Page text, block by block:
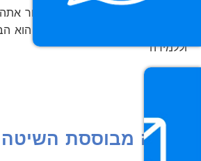
לכן כדי שתוכל לקלוט, להבין ולזכור
כל להיות בעל ריכוז מעולה! ריכוז הוא
וללמידה
על מה מבוססת השיטה